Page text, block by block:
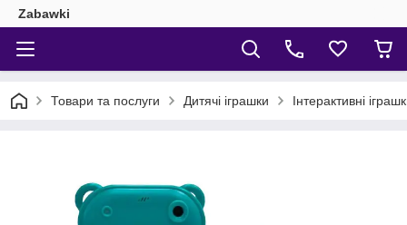
Zabawki
Товари та послуги Дитячі іграшки Інтерактивні